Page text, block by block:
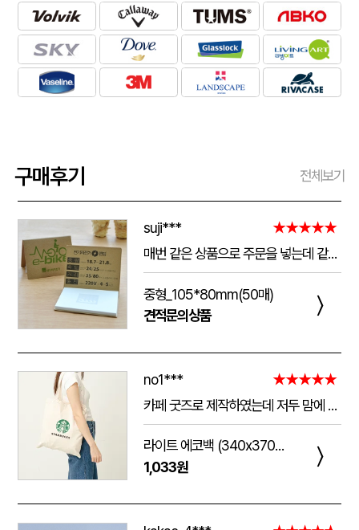
구매후기 전체보기
suji***
★★★★★
매번 같은 상품으로 주문을 넣는데 같은 품질로 받을 수 있어서 좋습니다. 배송 기간도 적당히 잘오는거 같아요. 앞으로도 계속 이용할꺼 같습니다. 지금과 같은 품질로 유지해주세요!!
중형_105*80mm(50매)
견적문의상품
〉
no1***
★★★★★
카페 굿즈로 제작하였는데 저두 맘에 들고 손님들도 맘에 들어하세요. 저두 매일 들고 다니는데 탄탄해서 좋아요.가격도 맘에 들어서 벌써 3번째 주문했어요.진행 과정에 있어서도 상담 직원분들 세심하고 친절하세요.
라이트 에코백 (340x370mm)
1,033원
〉